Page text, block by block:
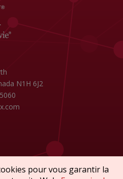
N1H 6J2
pour vous garantir la